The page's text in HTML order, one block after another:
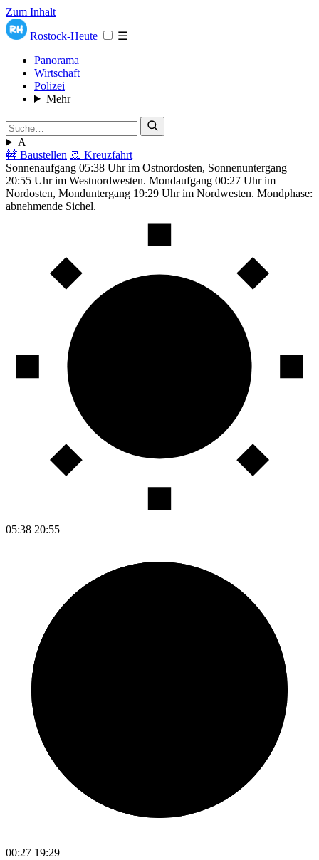
Zum Inhalt
Rostock-Heute
☰
Panorama
Wirtschaft
Polizei
Mehr
A
🚧 Baustellen 🚢 Kreuzfahrt
Sonnenaufgang 05:38 Uhr im Ostnordosten, Sonnenuntergang
20:55 Uhr im Westnordwesten. Mondaufgang 00:27 Uhr im
Nordosten, Monduntergang 19:29 Uhr im Nordwesten. Mondphase:
abnehmende Sichel.
05:38 20:55
00:27 19:29